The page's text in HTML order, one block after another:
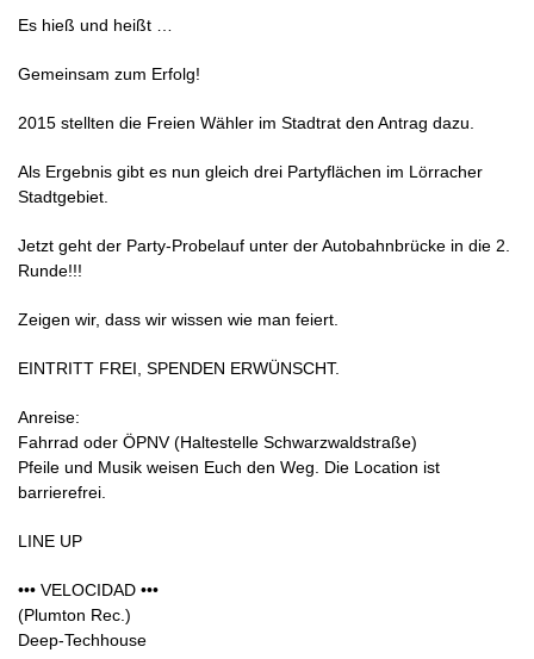
Es hieß und heißt …
Gemeinsam zum Erfolg!
2015 stellten die Freien Wähler im Stadtrat den Antrag dazu.
Als Ergebnis gibt es nun gleich drei Partyflächen im Lörracher​
Stadtgebiet.
Jetzt geht der Party-Probelauf unter der Autobahnbrücke in die 2.
Runde!!!
Zeigen wir, dass wir wissen wie man feiert.
EINTRITT FREI, SPENDEN ERWÜNSCHT.
Anreise:
Fahrrad oder ÖPNV (Haltestelle Schwarzwaldstraße)
Pfeile und Musik weisen Euch den Weg. Die Location ist
barrierefrei.
LINE UP
••• VELOCIDAD •••
(Plumton Rec.)
Deep-Techhouse